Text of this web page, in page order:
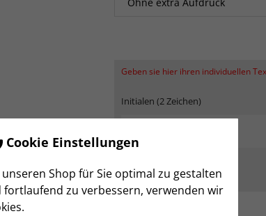
Cookie Einstellungen
Shop für Sie optimal zu gestalten
fortlaufend zu verbessern, verwenden wir
Geben sie hier ihren individuellen
Initialen (2 Zeichen)